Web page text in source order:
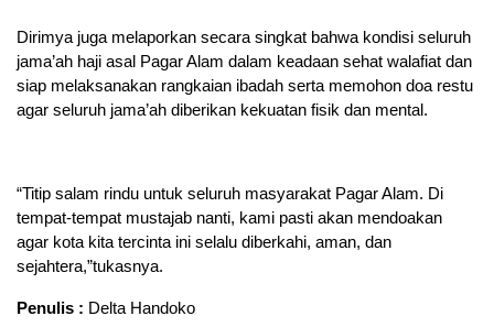
Dirimya juga melaporkan secara singkat bahwa kondisi seluruh
jama’ah haji asal Pagar Alam dalam keadaan sehat walafiat dan
siap melaksanakan rangkaian ibadah serta memohon doa restu
agar seluruh jama’ah diberikan kekuatan fisik dan mental.
“Titip salam rindu untuk seluruh masyarakat Pagar Alam. Di
tempat-tempat mustajab nanti, kami pasti akan mendoakan
agar kota kita tercinta ini selalu diberkahi, aman, dan
sejahtera,”tukasnya.
Penulis : Delta Handoko